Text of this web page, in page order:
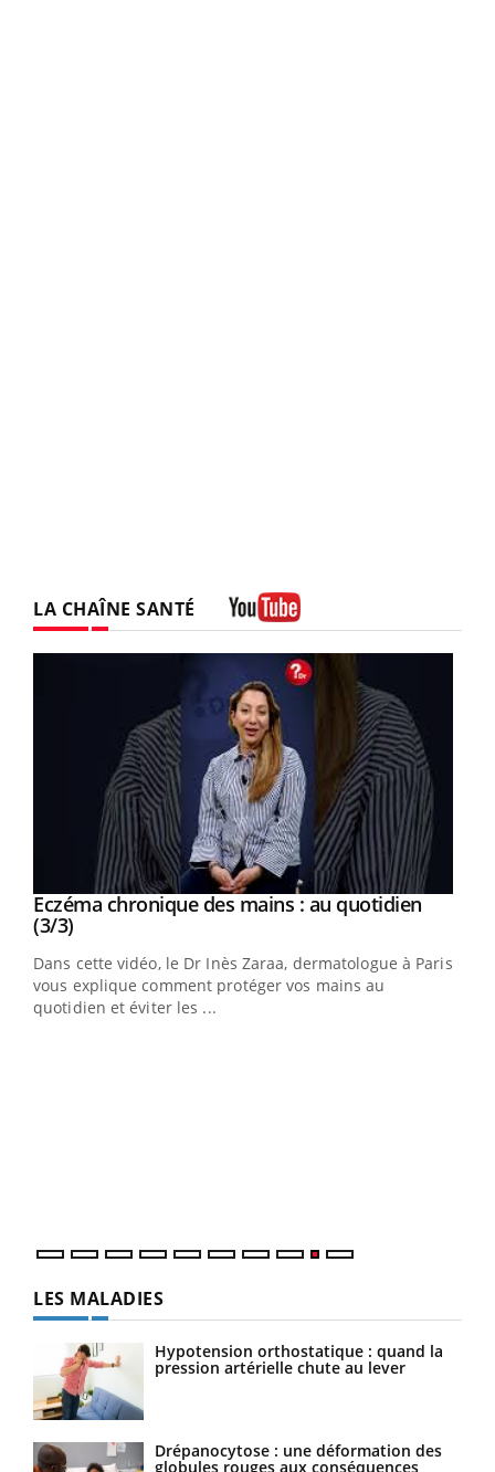
LA CHAÎNE SANTÉ
Youtube
Youtube
Eczéma chronique des mains : au quotidien
(3/3)Youtube
Dans cette vidéo, le Dr Inès Zaraa, dermatologue à Paris,
vous explique comment protéger vos mains au
quotidien et éviter les ...
LES MALADIES
Hypotension orthostatique : quand la
pression artérielle chute au lever
Drépanocytose : une déformation des
globules rouges aux conséquences